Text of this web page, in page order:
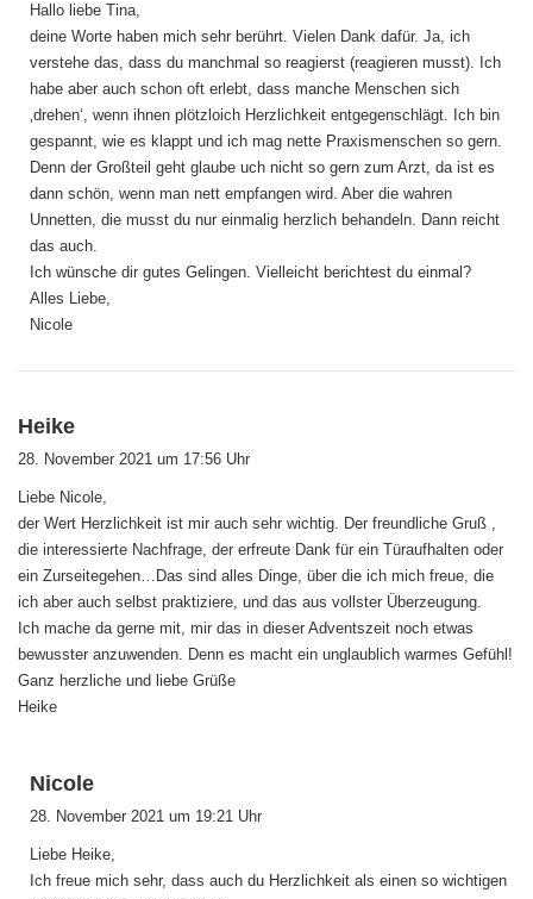
t
:
Hallo liebe Tina,
deine Worte haben mich sehr berührt. Vielen Dank dafür. Ja, ich
verstehe das, dass du manchmal so reagierst (reagieren musst). Ich
habe aber auch schon oft erlebt, dass manche Menschen sich
‚drehen‘, wenn ihnen plötzloich Herzlichkeit entgegenschlägt. Ich bin
gespannt, wie es klappt und ich mag nette Praxismenschen so gern.
Denn der Großteil geht glaube uch nicht so gern zum Arzt, da ist es
dann schön, wenn man nett empfangen wird. Aber die wahren
Unnetten, die musst du nur einmalig herzlich behandeln. Dann reicht
das auch.
Ich wünsche dir gutes Gelingen. Vielleicht berichtest du einmal?
Alles Liebe,
Nicole
Heike
t
:
28. November 2021 um 17:56 Uhr
Liebe Nicole,
der Wert Herzlichkeit ist mir auch sehr wichtig. Der freundliche Gruß ,
die interessierte Nachfrage, der erfreute Dank für ein Türaufhalten oder
ein Zurseitegehen…Das sind alles Dinge, über die ich mich freue, die
ich aber auch selbst praktiziere, und das aus vollster Überzeugung.
Ich mache da gerne mit, mir das in dieser Adventszeit noch etwas
bewusster anzuwenden. Denn es macht ein unglaublich warmes Gefühl!
Ganz herzliche und liebe Grüße
Heike
Nicole
t
:
28. November 2021 um 19:21 Uhr
Liebe Heike,
Ich freue mich sehr, dass auch du Herzlichkeit als einen so wichtigen